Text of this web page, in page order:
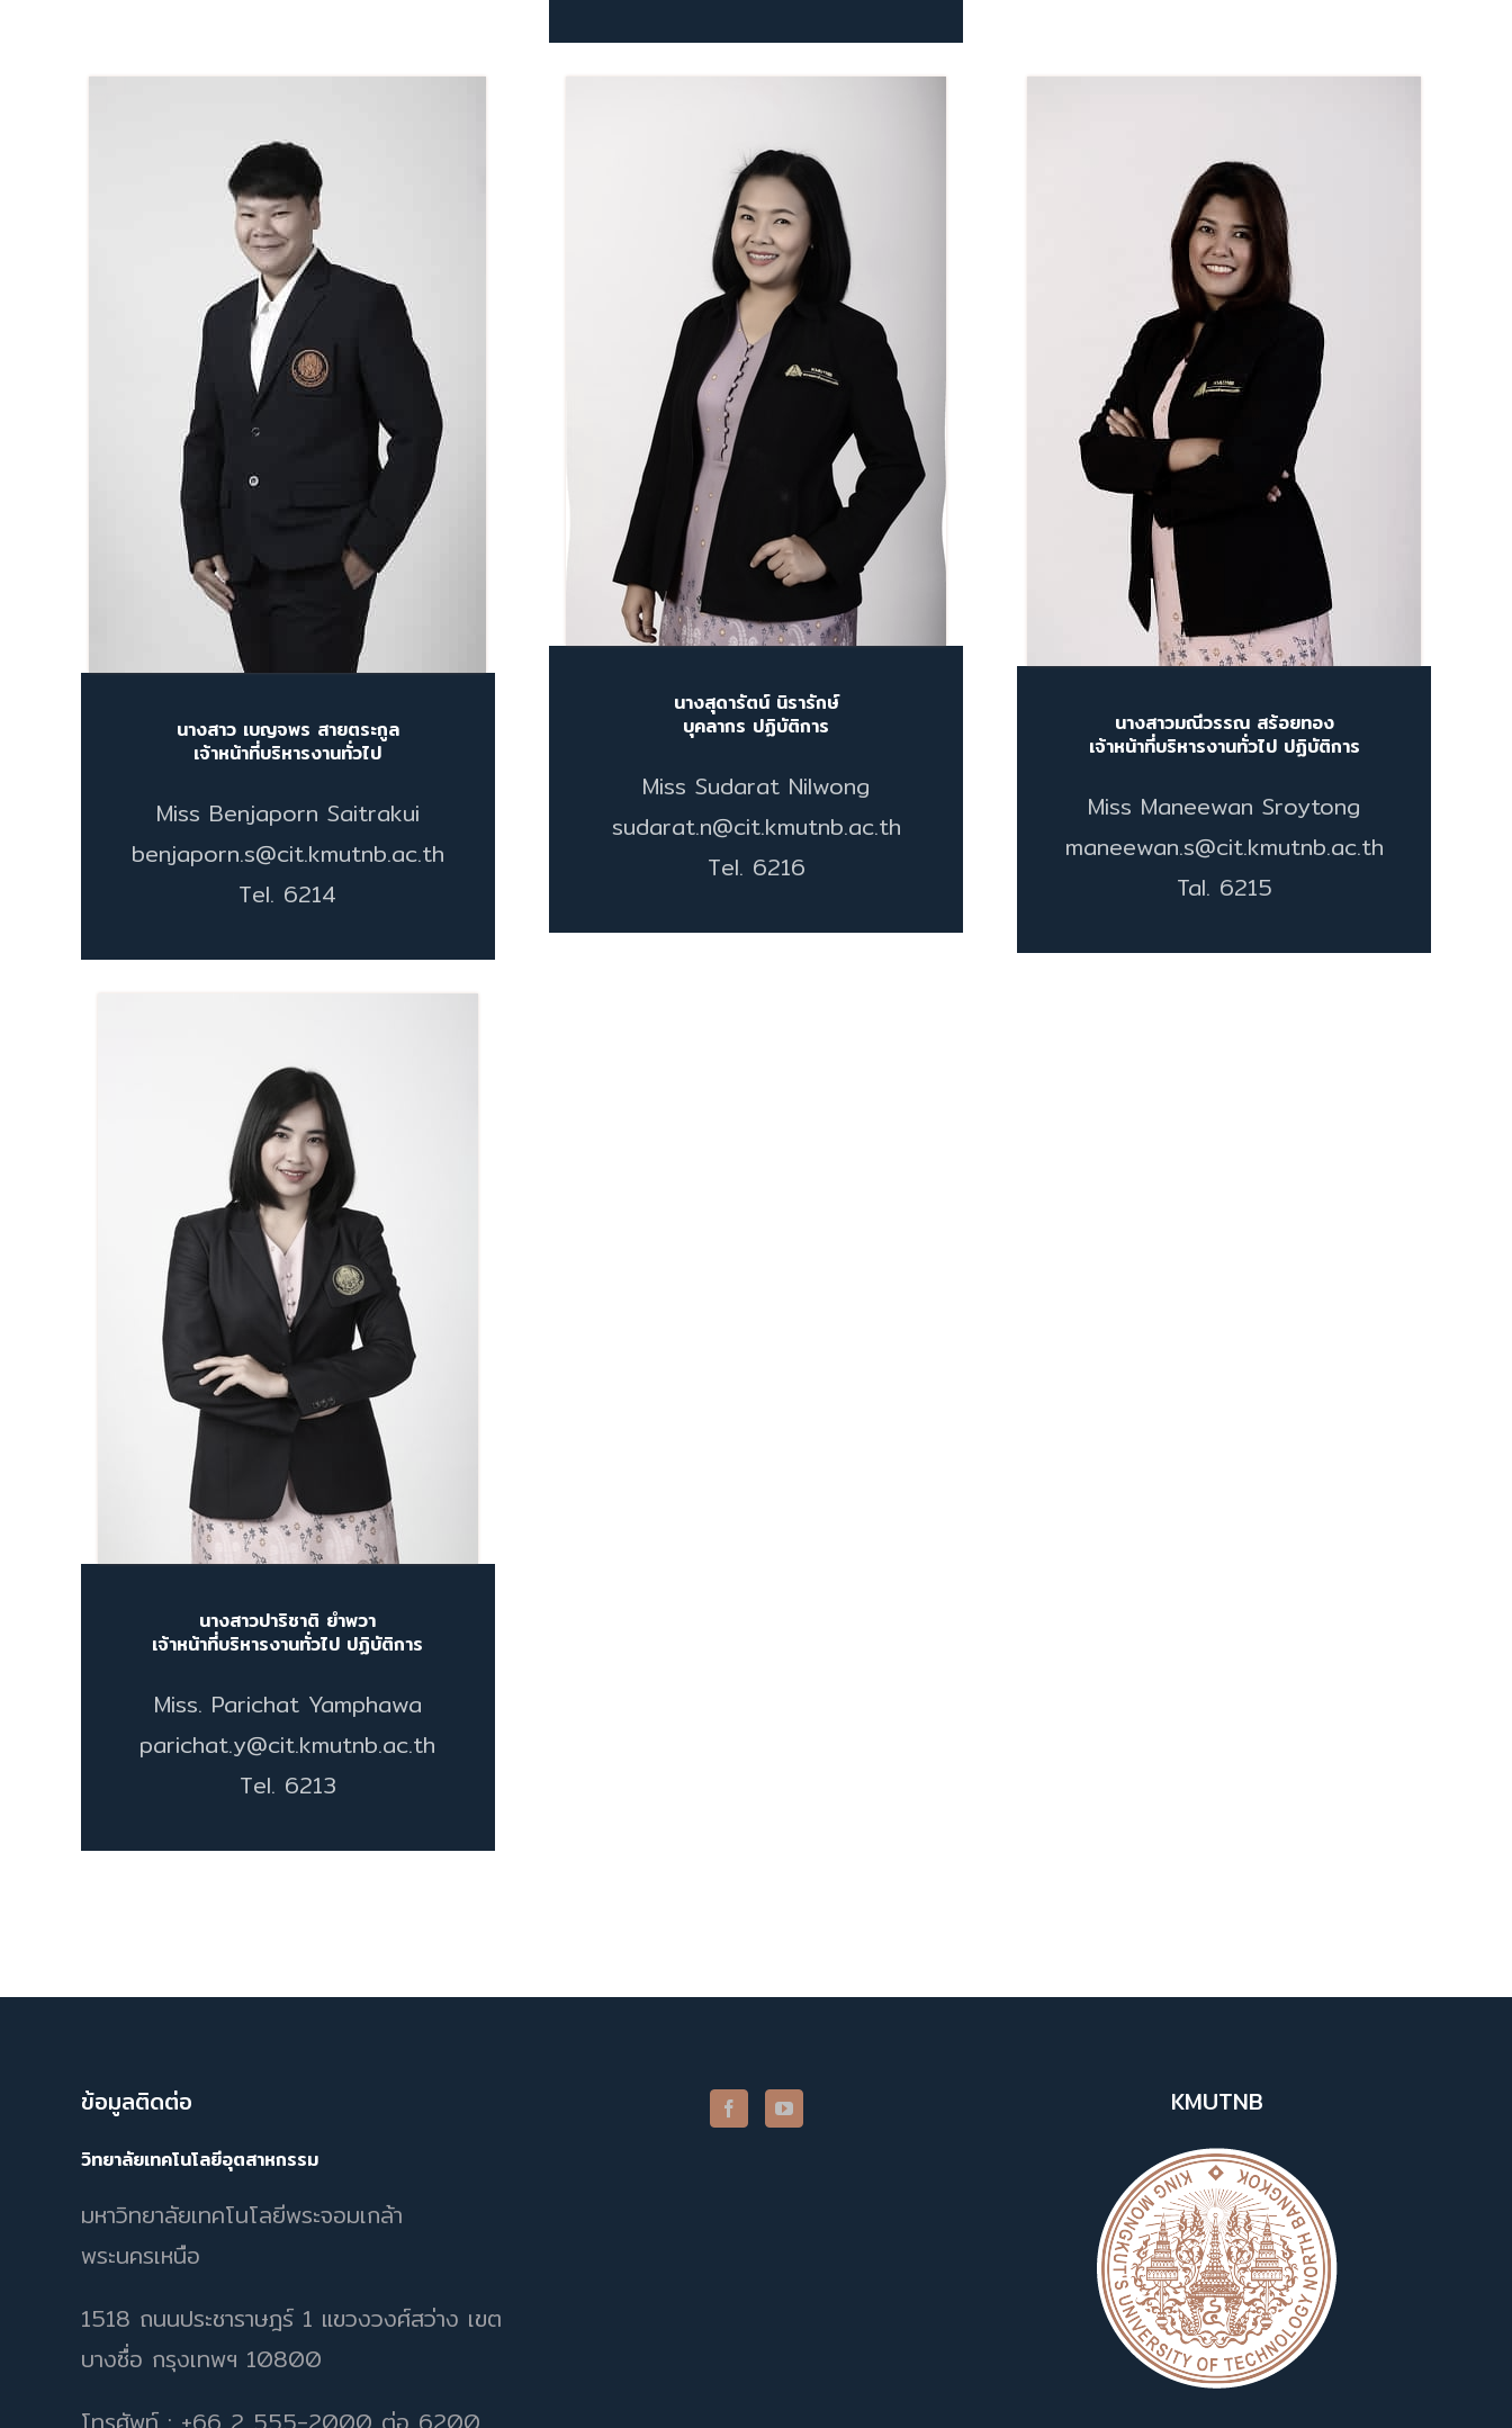
นางสาว เบญจพร สายตระกูล
เจ้าหน้าที่บริหารงานทั่วไป
Miss Benjaporn Saitrakui
benjaporn.s@cit.kmutnb.ac.th
Tel. 6214
นางสุดารัตน์ นิรารักษ์
บุคลากร ปฏิบัติการ
Miss Sudarat Nilwong
sudarat.n@cit.kmutnb.ac.th
Tel. 6216
นางสาวมณีวรรณ สร้อยทอง
เจ้าหน้าที่บริหารงานทั่วไป ปฏิบัติการ
Miss Maneewan Sroytong
maneewan.s@cit.kmutnb.ac.th
Tal. 6215
นางสาวปาริชาติ ยำพวา
เจ้าหน้าที่บริหารงานทั่วไป ปฏิบัติการ
Miss. Parichat Yamphawa
parichat.y@cit.kmutnb.ac.th
Tel. 6213
ข้อมูลติดต่อ
วิทยาลัยเทคโนโลยีอุตสาหกรรม
มหาวิทยาลัยเทคโนโลยีพระจอมเกล้า
พระนครเหนือ
1518 ถนนประชาราษฎร์ 1 แขวงวงศ์สว่าง เขต
บางซื่อ กรุงเทพฯ 10800
KMUTNB